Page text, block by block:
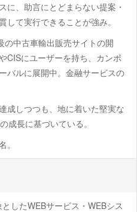
に、助言にとどまらない提案・
て実行できることが強み。
中古車輸出販売サイトの開
CISにユーザーを持ち、カンボ
バルに展開中。金融サービスの
成しつつも、地に着いた堅実な
成長に基づいている。
。
したWEBサービス・WEBシス